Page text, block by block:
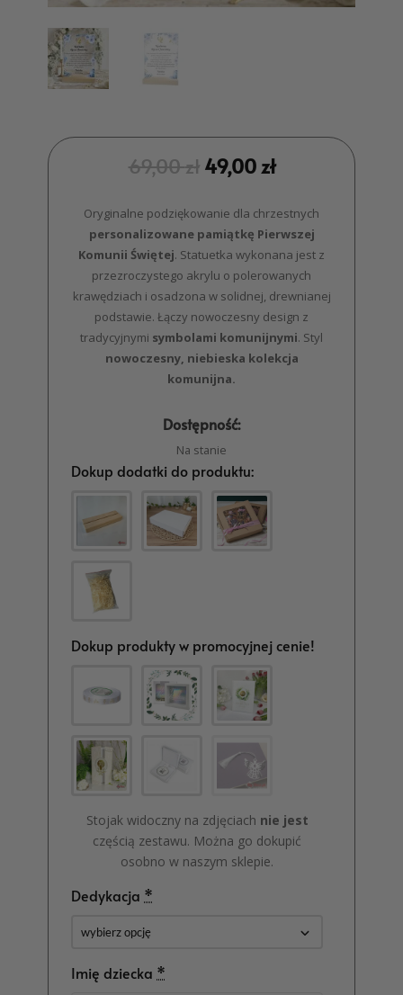
69,00zł 49,00zł
Oryginalne podziękowanie dla chrzestnych
personalizowane pamiątkę Pierwszej
Komunii Świętej. Statuetka wykonana jest z
przezroczystego akrylu o polerowanych
krawędziach i osadzona w solidnej, drewnianej
podstawie. Łączy nowoczesny design z
tradycyjnymi symbolami komunijnymi. Styl
nowoczesny, niebieska kolekcja
komunijna.
Dostępność:
Na stanie
Dokup dodatki do produktu:
Dokup produkty w promocyjnej cenie!
Stojak widoczny na zdjęciach nie jest
częścią zestawu. Można go dokupić
osobno w naszym sklepie.
Dedykacja *
Imię dziecka *